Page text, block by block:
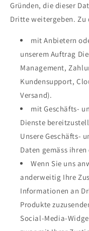
Gründen, die dieser
Dritte weitergeben. Zu
mit Anbietern
unserem Auftrag
Management,
Kundensupport,
Versand).
mit Geschäfts-
Dienste
Unsere Geschäfts-
Daten gemäss
Wenn Sie uns
anderweitig Ihre
Informationen an
Produkte
Social-Media-